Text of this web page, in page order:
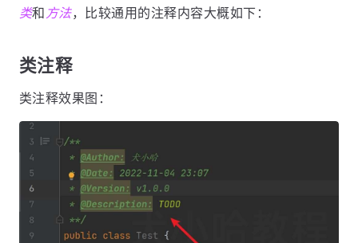
类和 方法，比较通用的注释内容大概如下：
类注释
类注释效果图：